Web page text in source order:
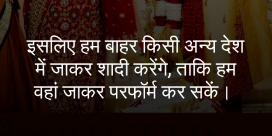
इसलिए हम बाहर किसी अन्य देश
में जाकर शादी करेंगे, ताकि हम
वहां जाकर परफॉर्म कर सकें।